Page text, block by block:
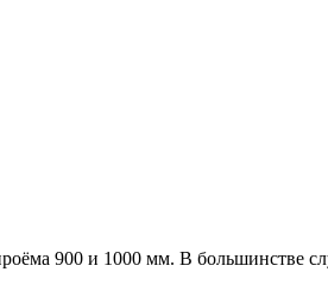
900 и 1000 мм. В